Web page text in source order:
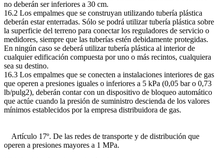
no deberán ser inferiores a 30 cm.
16.2 Los empalmes que se construyan utilizando tubería plástica
deberán estar enterradas. Sólo se podrá utilizar tubería plástica sobre
la superficie del terreno para conectar los reguladores de servicio o
medidores, siempre que las tuberías estén debidamente protegidas.
En ningún caso se deberá utilizar tubería plástica al interior de
cualquier edificación compuesta por uno o más recintos, cualquiera
sea su destino.
16.3 Los empalmes que se conecten a instalaciones interiores de gas
que operen a presiones iguales o inferiores a 5 kPa (0,05 bar o 0,73
lb/pulg2), deberán contar con un dispositivo de bloqueo automático
que actúe cuando la presión de suministro descienda de los valores
mínimos establecidos por la empresa distribuidora de gas.
Artículo 17º. De las redes de transporte y de distribución que
operen a presiones mayores a 1 MPa.